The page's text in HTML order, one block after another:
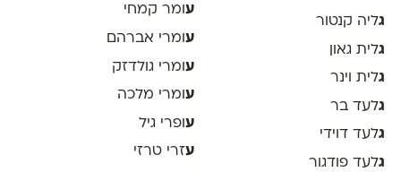
גליה קנטור
גלית גאון
גלית וינר
גלעד בר
גלעד דוידי
גלעד פודגור
עומר קמחי
ע ומרי אברהם
ע ומרי גולדזק
עומרי מלכה
ע ופרי גיל
עזרי טרזי